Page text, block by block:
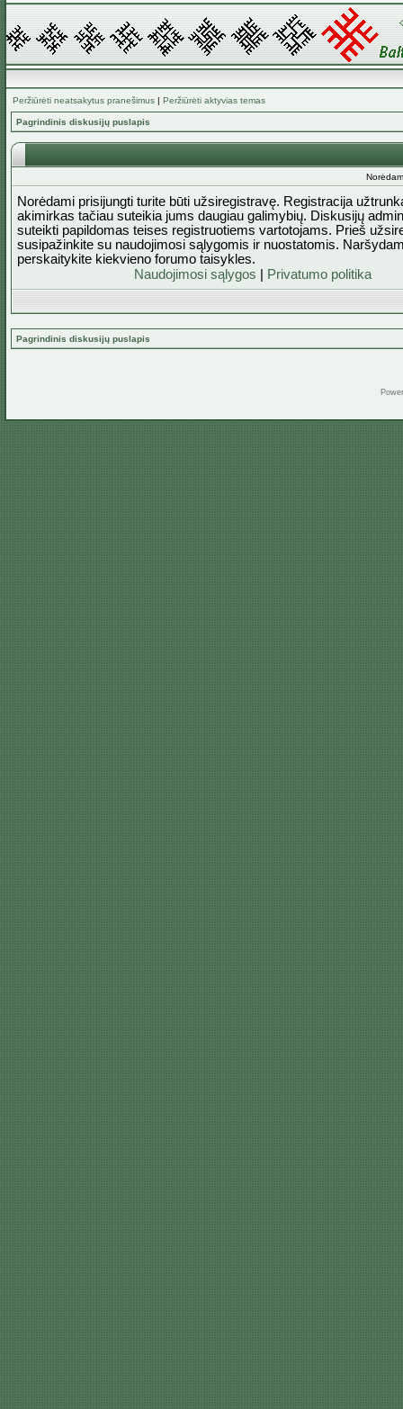
Peržiūrėti neatsakytus pranešimus | Peržiūrėti aktyvias temas
Pagrindinis diskusijų puslapis
Norėdami prisijungti turite būti užsiregistravę. Registracija
akimirkas tačiau suteikia jums daugiau galimybių. Diskusijų
suteikti papildomas teises registruotiems vartotojams. Prieš
susipažinkite su naudojimosi sąlygomis ir nuostatomis.
perskaitykite kiekvieno forumo taisykles.
Naudojimosi sąlygos
Privatumo politika
Pagrindinis diskusijų puslapis